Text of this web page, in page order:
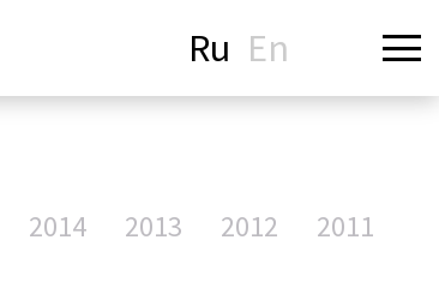
Ru En
2014 2013 2012 2011